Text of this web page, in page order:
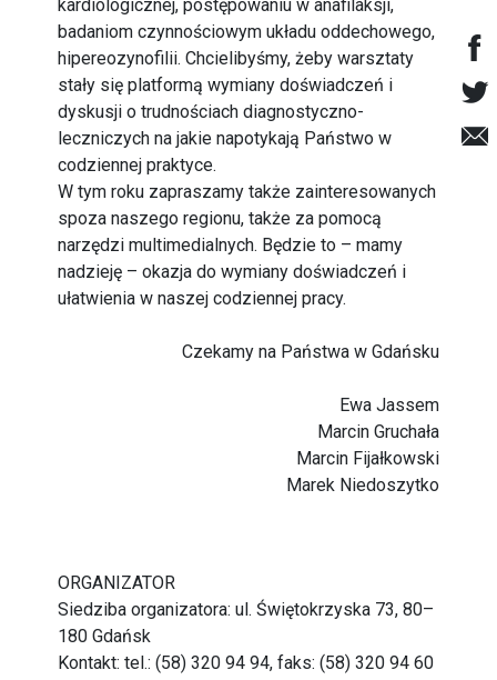
kardiologicznej, postępowaniu w anafilaksji,
badaniom czynnościowym układu oddechowego,
hipereozynofilii. Chcielibyśmy, żeby warsztaty
stały się platformą wymiany doświadczeń i
dyskusji o trudnościach diagnostyczno-
leczniczych na jakie napotykają Państwo w
codziennej praktyce.
W tym roku zapraszamy także zainteresowanych
spoza naszego regionu, także za pomocą
narzędzi multimedialnych. Będzie to – mamy
nadzieję – okazja do wymiany doświadczeń i
ułatwienia w naszej codziennej pracy.
Czekamy na Państwa w Gdańsku
Ewa Jassem
Marcin Gruchała
Marcin Fijałkowski
Marek Niedoszytko
ORGANIZATOR
Siedziba organizatora: ul. Świętokrzyska 73, 80–
180 Gdańsk
Kontakt: tel.: (58) 320 94 94, faks: (58) 320 94 60